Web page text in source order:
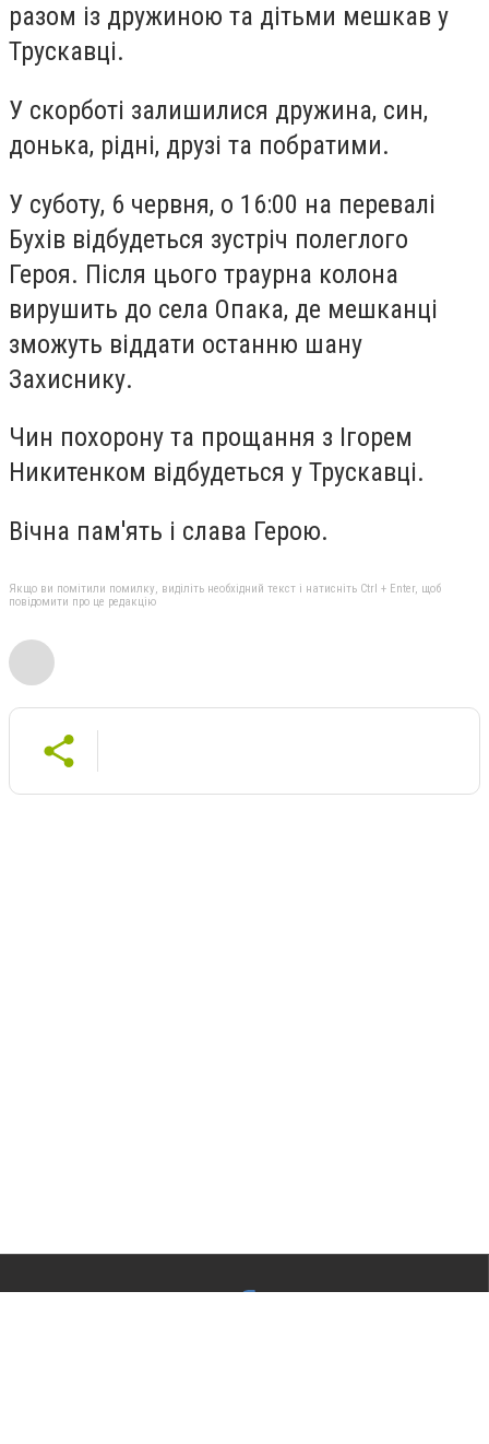
разом із дружиною та дітьми мешкав у
Трускавці.
У скорботі залишилися дружина, син,
донька, рідні, друзі та побратими.
У суботу, 6 червня, о 16:00 на перевалі
Бухів відбудеться зустріч полеглого
Героя. Після цього траурна колона
вирушить до села Опака, де мешканці
зможуть віддати останню шану
Захиснику.
Чин похорону та прощання з Ігорем
Никитенком відбудеться у Трускавці.
Вічна пам'ять і слава Герою.
Якщо ви помітили помилку, виділіть необхідний текст і натисніть Ctrl + Enter, щоб
повідомити про це редакцію